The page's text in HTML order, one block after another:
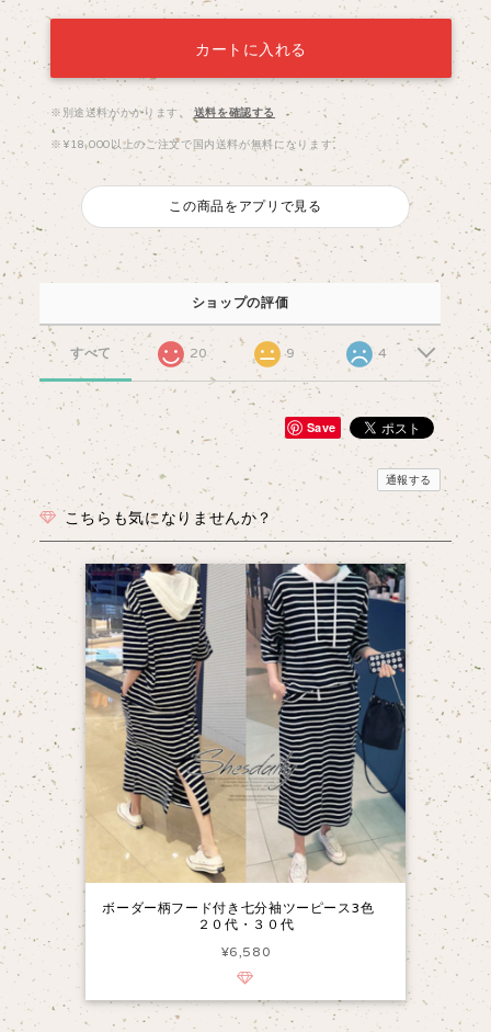
カートに入れる
※別途送料がかかります。 送料を確認する
※¥18,000以上のご注文で国内送料が無料になります。
この商品をアプリで見る
ショップの評価
すべて 20 9 4
Save
通報する
こちらも気になりませんか？
ボーダー柄フード付き七分袖ツーピース3色
２０代・３０代
¥6,580